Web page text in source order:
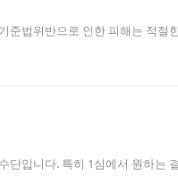
법위반으로 인한 피해는 적절
입니다. 특히 1심에서 원하는